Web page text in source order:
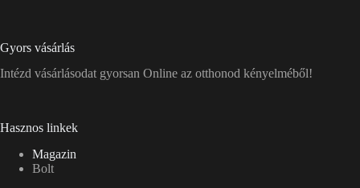
Gyors vásárlás
Intézd vásárlásodat gyorsan Online az otthonod kényelméből!
Hasznos linkek
Magazin
Bolt